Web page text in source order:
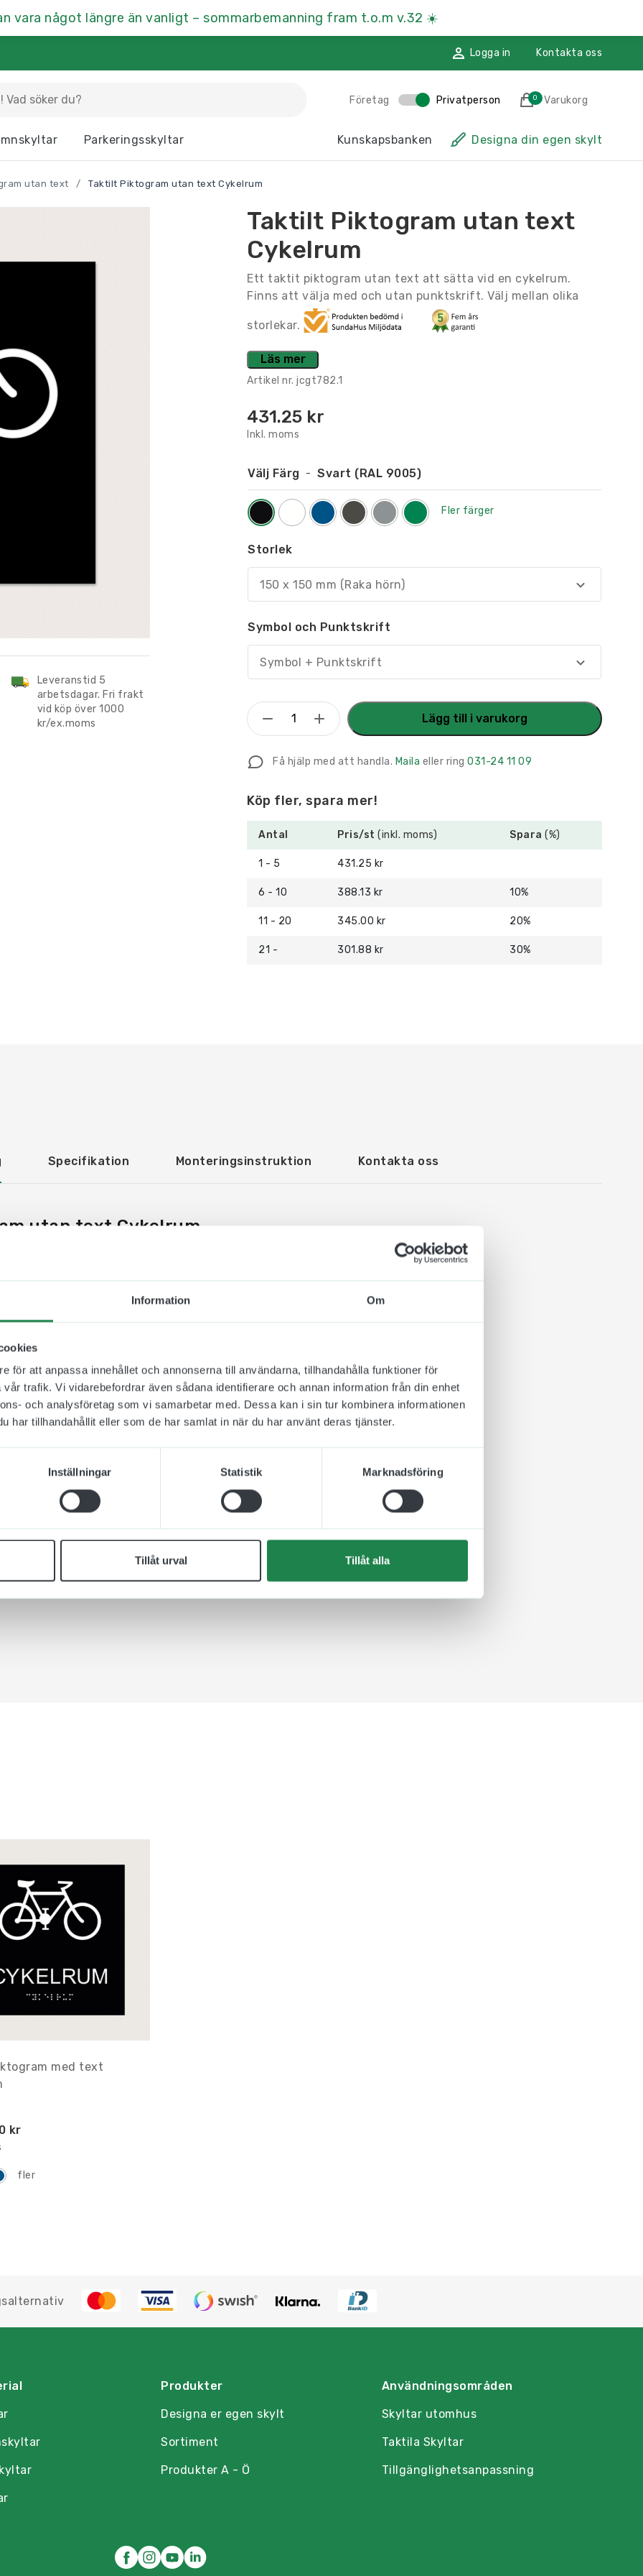
Information Om
för att anpassa innehållet och annonserna till användarna, tillhandahålla funktioner för
trafik. Vi vidarebefordrar även sådana identifierare och annan information från din enhet
och analysföretag som vi samarbetar med. Dessa kan i sin tur kombinera informationen
har tillhandahållit eller som de har samlat in när du har använt deras tjänster.
Inställningar Statistik Marknadsföring
Tillåt urval Tillåt alla
vara något längre än vanligt – sommarbemanning fram t.o.m v.32 ☀️
Logga in Kontakta oss
Företag Privatperson 0 Varukorg
Kontorsskyltar
Väggdekoration
Återvinningsskyltar
Parkeringsskyltar Kunskapsbanken Designa din egen skylt
utan text / Taktilt Piktogram utan text Cykelrum
Leveranstid 5
arbetsdagar. Fri frakt
vid köp över 1000
kr/ex.moms
Taktilt Piktogram utan text
Cykelrum
Ett taktit piktogram utan text att sätta vid en cykelrum.
Finns att välja med och utan punktskrift. Välj mellan olika
storlekar.
Läs mer
Artikel nr. jcgt782.1
431.25 kr
Inkl. moms
Välj Färg Svart (RAL 9005)
Fler färger
Storlek
150 x 150 mm (Raka hörn)
Symbol och Punktskrift
Symbol + Punktskrift
Taktilt
Piktogram
text
mängd
Lägg till i varukorg
Få hjälp med att handla. Maila eller ring 031-24 11 09
Köp fler, spara mer!
Antal Pris/st (inkl. moms) Spara (%)
1 - 5 431.25 kr
6 - 10 388.13 kr 10%
11 - 20 345.00 kr 20%
21 - 301.88 kr 30%
Specifikation Monteringsinstruktion Kontakta oss
utan text Cykelrum
tillverkade i en ljusabsorberande och icke reflekterande akrylplast, speciellt
läsbarheten. Materialet uppfyller Myndigheten för Delaktighet (MFD) krav
När vi tar fram taktila skyltar förhåller vi oss till standarder för
kan svenska och personer från andra länder. För att underlätta för
att läsa och förstå skylten så kan ni välja att få med punktskrift på
välja att endast få med symbolen.
som passar bra i lägenhetshus och kontor.
bedömda och godkända i SundaHus miljödata.
med text
kr
fler
Produkter
Designa er egen skylt
Sortiment
Produkter A - Ö
Användningsområden
Skyltar utomhus
Taktila Skyltar
Tillgänglighetsanpassning